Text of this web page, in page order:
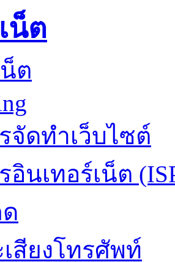
น็ต
จัดทำเว็บไซต์
อินเทอร์เน็ต
สียงโทรศัพท์